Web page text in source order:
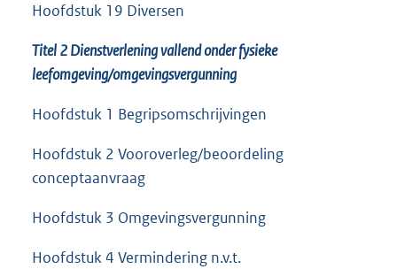
Hoofdstuk 19 Diversen
Titel 2 Dienstverlening vallend onder fysieke
leefomgeving/omgevingsvergunning
Hoofdstuk 1 Begripsomschrijvingen
Hoofdstuk 2 Vooroverleg/beoordeling
conceptaanvraag
Hoofdstuk 3 Omgevingsvergunning
Hoofdstuk 4 Vermindering n.v.t.